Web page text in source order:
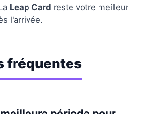
Leap Card reste votre meilleur
l'arrivée.
fréquentes